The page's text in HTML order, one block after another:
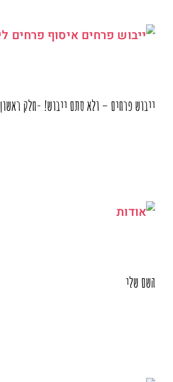
ייבוש פרחים – ולא סתם ייבוש! -חלק ראשון
השם שלי